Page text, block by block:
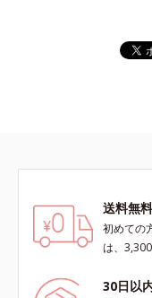
送料無
初めての
は、
30日以